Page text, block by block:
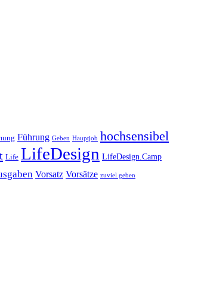
Führung Geben Hauptjob hochsensibel
Life LifeDesign LifeDesign.Camp
Vorsatz Vorsätze zuviel geben